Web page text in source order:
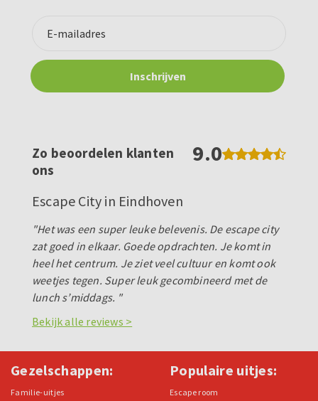
Zo beoordelen klanten
ons
9.0
Escape City in Eindhoven
"Het was een super leuke belevenis. De escape city
zat goed in elkaar. Goede opdrachten. Je komt in
heel het centrum. Je ziet veel cultuur en komt ook
weetjes tegen. Super leuk gecombineerd met de
lunch s’middags. "
Bekijk alle reviews >
Gezelschappen:
Familie-uitjes
Populaire uitjes:
Escape room